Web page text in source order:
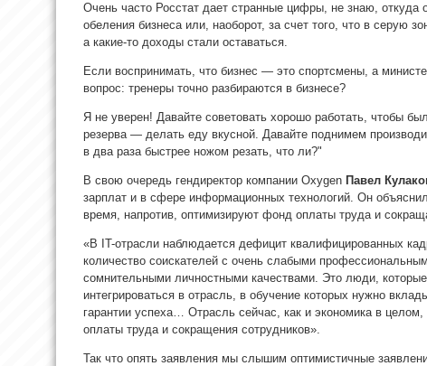
Очень часто Росстат дает странные цифры, не знаю, откуда
обеления бизнеса или, наоборот, за счет того, что в серую
а какие-то доходы стали оставаться.
Если воспринимать, что бизнес — это спортсмены, а
вопрос: тренеры точно разбираются в бизнесе?
Я не уверен! Давайте советовать хорошо работать, чтобы
резерва — делать еду вкусной. Давайте поднимем
в два раза быстрее ножом резать, что ли?"
В свою очередь гендиректор компании Oxygen Павел
зарплат и в сфере информационных технологий. Он
время, напротив, оптимизируют фонд оплаты труда и
«В IT-отрасли наблюдается дефицит квалифицированных
количество соискателей с очень слабыми
сомнительными личностными качествами. Это люди,
интегрироваться в отрасль, в обучение которых нужно
гарантии успеха… Отрасль сейчас, как и экономика в
оплаты труда и сокращения сотрудников».
Так что опять заявления мы слышим оптимистичные